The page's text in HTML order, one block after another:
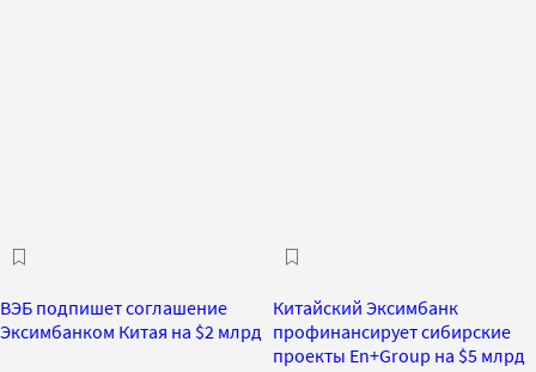
ВЭБ подпишет соглашение
Эксимбанком Китая на $2 млрд
Китайский Эксимбанк
профинансирует сибирские
проекты En+Group на $5 млрд